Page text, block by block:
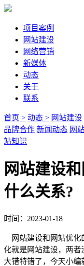
项目案例
网站建设
网络营销
新媒体
动态
关于
联系
首页 > 动态 > 网站建设
品牌合作 新闻动态 网
站知识
网站建设
什么关系?
时间：2023-01-18
网站建设和网站优化
化就是网站建设，两
大错特错了，今天小编